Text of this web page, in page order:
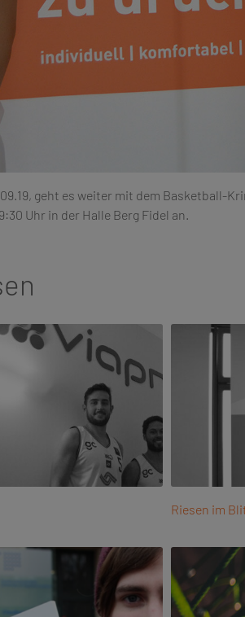
geht es weiter mit dem Basketball-
Uhr in der Halle Berg Fidel an.
Riesen im